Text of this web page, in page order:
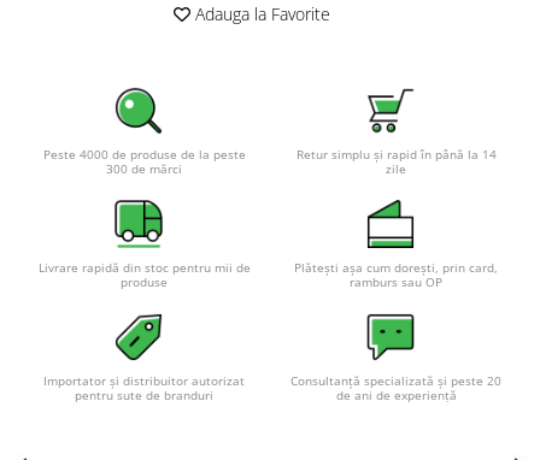
Adauga la Favorite
Peste 4000 de produse de la peste
300 de mărci
Retur simplu și rapid în până la 14
zile
Livrare rapidă din stoc pentru mii de
produse
Plătești așa cum dorești, prin card,
ramburs sau OP
Importator și distribuitor autorizat
pentru sute de branduri
Consultanță specializată și peste 20
de ani de experiență